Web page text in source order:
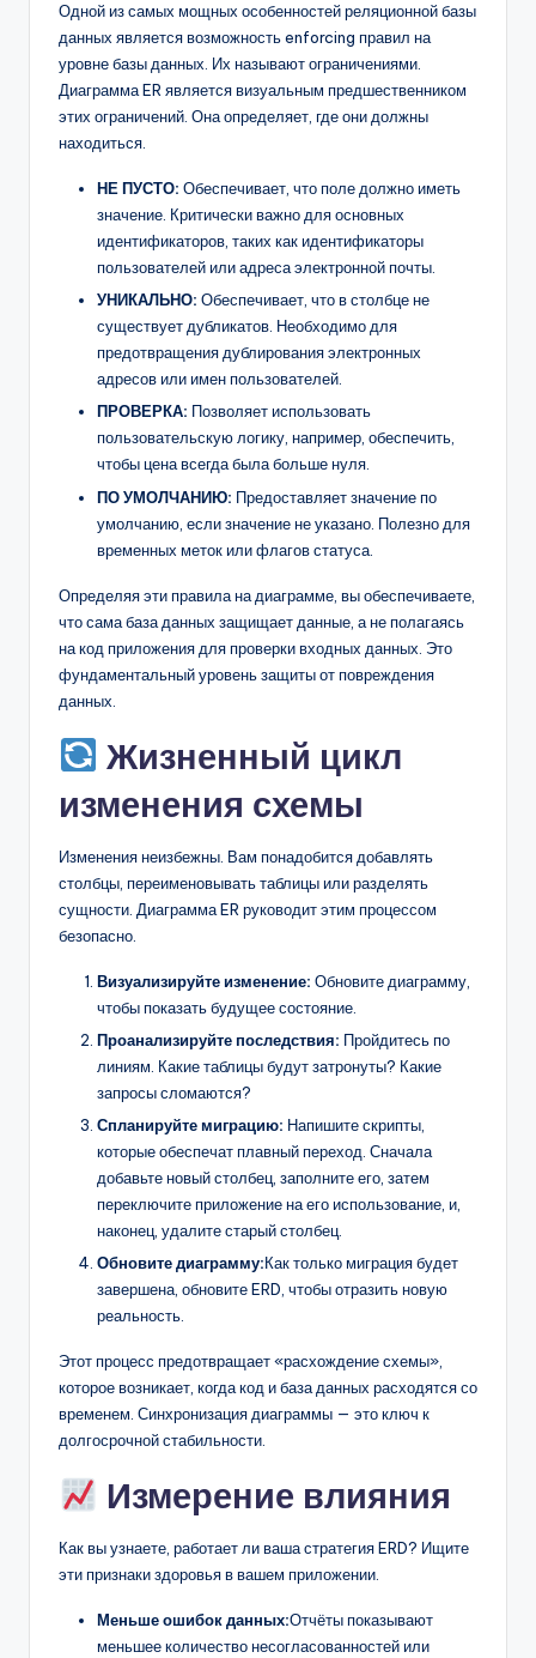
Одной из самых мощных особенностей реляционной базы
данных является возможность enforcing правил на
уровне базы данных. Их называют ограничениями.
Диаграмма ER является визуальным предшественником
этих ограничений. Она определяет, где они должны
находиться.
НЕ ПУСТО: Обеспечивает, что поле должно иметь
значение. Критически важно для основных
идентификаторов, таких как идентификаторы
пользователей или адреса электронной почты.
УНИКАЛЬНО: Обеспечивает, что в столбце не
существует дубликатов. Необходимо для
предотвращения дублирования электронных
адресов или имен пользователей.
ПРОВЕРКА: Позволяет использовать
пользовательскую логику, например, обеспечить,
чтобы цена всегда была больше нуля.
ПО УМОЛЧАНИЮ: Предоставляет значение по
умолчанию, если значение не указано. Полезно для
временных меток или флагов статуса.
Определяя эти правила на диаграмме, вы обеспечиваете,
что сама база данных защищает данные, а не полагаясь
на код приложения для проверки входных данных. Это
фундаментальный уровень защиты от повреждения
данных.
Жизненный цикл
изменения схемы
Изменения неизбежны. Вам понадобится добавлять
столбцы, переименовывать таблицы или разделять
сущности. Диаграмма ER руководит этим процессом
безопасно.
Визуализируйте изменение: Обновите диаграмму,
чтобы показать будущее состояние.
Проанализируйте последствия: Пройдитесь по
линиям. Какие таблицы будут затронуты? Какие
запросы сломаются?
Спланируйте миграцию: Напишите скрипты,
которые обеспечат плавный переход. Сначала
добавьте новый столбец, заполните его, затем
переключите приложение на его использование, и,
наконец, удалите старый столбец.
Обновите диаграмму:Как только миграция будет
завершена, обновите ERD, чтобы отразить новую
реальность.
Этот процесс предотвращает «расхождение схемы»,
которое возникает, когда код и база данных расходятся со
временем. Синхронизация диаграммы — это ключ к
долгосрочной стабильности.
Измерение влияния
Как вы узнаете, работает ли ваша стратегия ERD? Ищите
эти признаки здоровья в вашем приложении.
Меньше ошибок данных:Отчёты показывают
меньшее количество несогласованностей или